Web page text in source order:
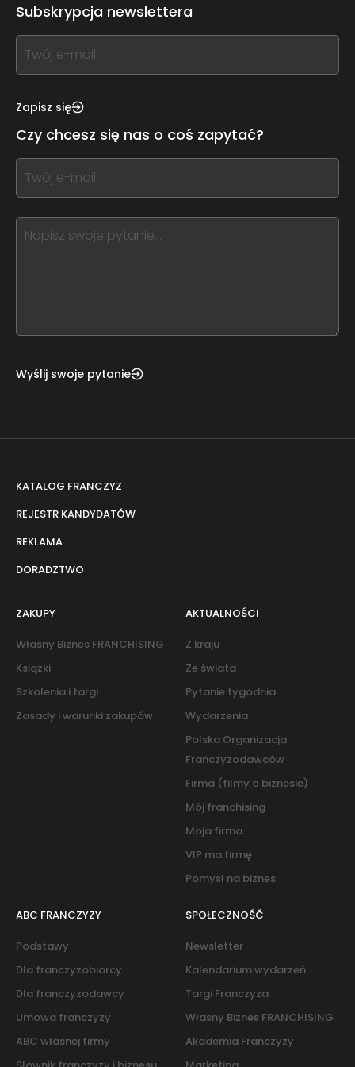
Subskrypcja newslettera
If
you
this,
this
form
field
blank
Zapisz się
Czy chcesz się nas o coś zapytać?
If
you
this,
leave
Wyślij swoje pytanie
KATALOG FRANCZYZ
REJESTR KANDYDATÓW
REKLAMA
DORADZTWO
ZAKUPY
Własny Biznes FRANCHISING
Książki
Szkolenia i targi
Zasady i warunki zakupów
AKTUALNOŚCI
Z kraju
Ze świata
Pytanie tygodnia
Wydarzenia
Polska Organizacja
Franczyzodawców
Firma (filmy o biznesie)
Mój franchising
Moja firma
VIP ma firmę
Pomysł na biznes
ABC FRANCZYZY
Podstawy
Dla franczyzobiorcy
Dla franczyzodawcy
Umowa franczyzy
ABC własnej firmy
SPOŁECZNOŚĆ
Newsletter
Kalendarium wydarzeń
Targi Franczyza
Własny Biznes FRANCHISING
Akademia Franczyzy